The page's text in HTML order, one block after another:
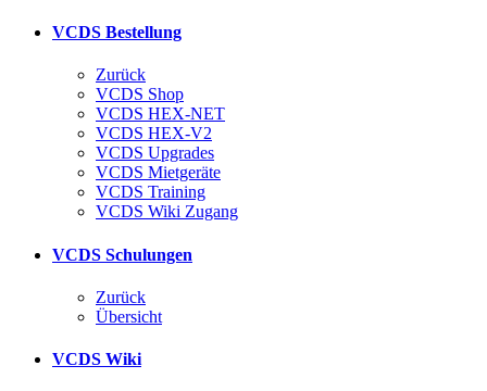
VCDS Bestellung
Zurück
VCDS Shop
VCDS HEX-NET
VCDS HEX-V2
VCDS Upgrades
VCDS Mietgeräte
VCDS Training
VCDS Wiki Zugang
VCDS Schulungen
Zurück
Übersicht
VCDS Wiki